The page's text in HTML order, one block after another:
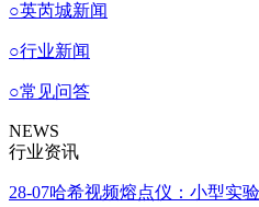
○英芮城新闻
○行业新闻
○常见问答
NEWS
行业资讯
28-07哈希视频熔点仪：小型实